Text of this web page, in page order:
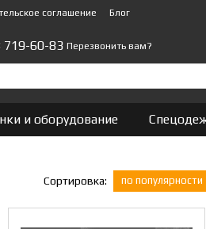
соглашение Блог
719-60-83 Перезвонить вам?
и оборудование
Сортировка: по популярности